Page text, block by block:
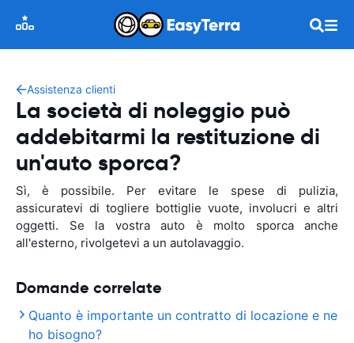
Assistenza clienti
La società di noleggio può
addebitarmi la restituzione di
un'auto sporca?
Sì, è possibile. Per evitare le spese di pulizia,
assicuratevi di togliere bottiglie vuote, involucri e altri
oggetti. Se la vostra auto è molto sporca anche
all'esterno, rivolgetevi a un autolavaggio.
Domande correlate
Quanto è importante un contratto di locazione e ne
ho bisogno?